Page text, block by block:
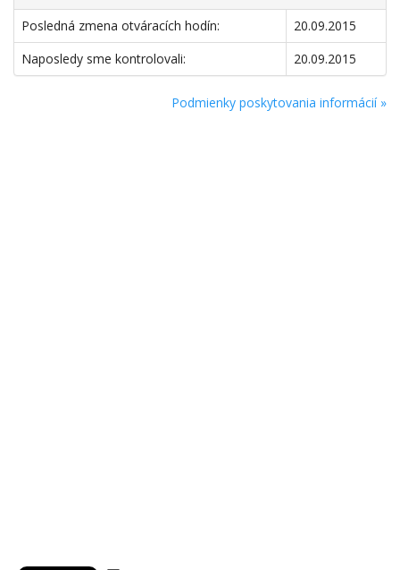
Posledná zmena otváracích hodín:
20.09.2015
Naposledy sme kontrolovali:
20.09.2015
Podmienky poskytovania informácií »